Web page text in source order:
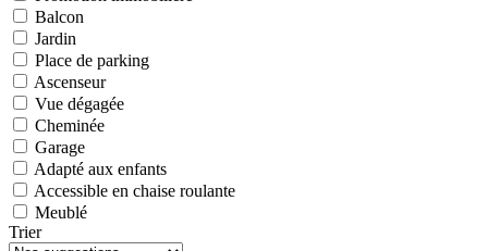
Balcon
Jardin
Place de parking
Ascenseur
Vue dégagée
Cheminée
Garage
Adapté aux enfants
Accessible en chaise roulante
Meublé
Trier